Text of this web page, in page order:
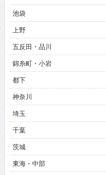
池袋
上野
五反田・品川
錦糸町・小岩
都下
神奈川
埼玉
千葉
茨城
東海・中部